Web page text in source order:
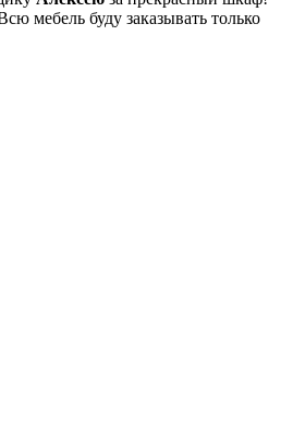
мебель буду заказывать только